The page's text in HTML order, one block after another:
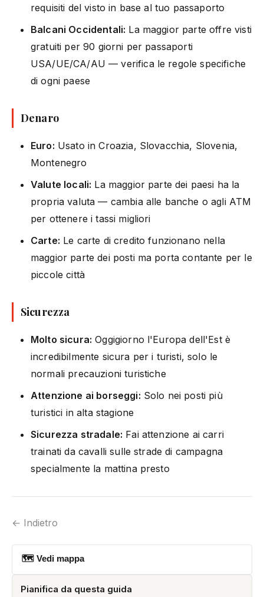
requisiti del visto in base al tuo passaporto
Balcani Occidentali: La maggior parte offre visti
gratuiti per 90 giorni per passaporti
USA/UE/CA/AU — verifica le regole specifiche
di ogni paese
Denaro
Euro: Usato in Croazia, Slovacchia, Slovenia,
Montenegro
Valute locali: La maggior parte dei paesi ha la
propria valuta — cambia alle banche o agli ATM
per ottenere i tassi migliori
Carte: Le carte di credito funzionano nella
maggior parte dei posti ma porta contante per le
piccole città
Sicurezza
Molto sicura: Oggigiorno l'Europa dell'Est è
incredibilmente sicura per i turisti, solo le
normali precauzioni turistiche
Attenzione ai borseggi: Solo nei posti più
turistici in alta stagione
Sicurezza stradale: Fai attenzione ai carri
trainati da cavalli sulle strade di campagna
specialmente la mattina presto
← Indietro
🗺 Vedi mappa
Pianifica da questa guida